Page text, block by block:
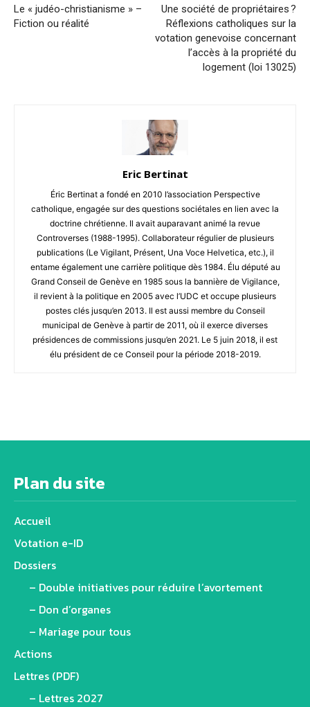
Le « judéo-christianisme » –
Fiction ou réalité
Une société de propriétaires ?
Réflexions catholiques sur la
votation genevoise concernant
l’accès à la propriété du
logement (loi 13025)
Eric Bertinat
Éric Bertinat a fondé en 2010 l’association Perspective
catholique, engagée sur des questions sociétales en lien avec la
doctrine chrétienne. Il avait auparavant animé la revue
Controverses (1988-1995). Collaborateur régulier de plusieurs
publications (Le Vigilant, Présent, Una Voce Helvetica, etc.), il
entame également une carrière politique dès 1984. Élu député au
Grand Conseil de Genève en 1985 sous la bannière de Vigilance,
il revient à la politique en 2005 avec l’UDC et occupe plusieurs
postes clés jusqu’en 2013. Il est aussi membre du Conseil
municipal de Genève à partir de 2011, où il exerce diverses
présidences de commissions jusqu’en 2021. Le 5 juin 2018, il est
élu président de ce Conseil pour la période 2018-2019.
Plan du site
Accueil
Votation e-ID
Dossiers
– Double initiatives pour réduire l’avortement
– Don d’organes
– Mariage pour tous
Actions
Lettres (PDF)
– Lettres 2027